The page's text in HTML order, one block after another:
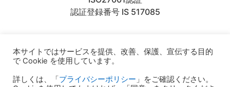
認証登録番号 IS 517085
六本木ヒルズ森タワー37F
〒930-0856 富山県富山市牛島新町4-5
本サイトではサービスを提供、改善、保護、宣伝する目的
で Cookie を使用しています。
詳しくは、「プライバシーポリシー 」をご確認ください。